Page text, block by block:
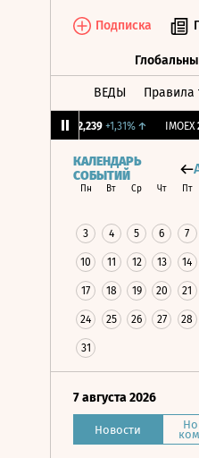
Подписка
ВЕДЫ Правила
12,239 +1,31%↑ IMOEX 2
КАЛЕНДАРЬ
СОБЫТИЙ
Пн Вт Ср Чт Пт
3 4 5 6 7
10 11 12 13 14
17 18 19 20 21
24 25 26 27 28
31
7 августа 2026
Новости